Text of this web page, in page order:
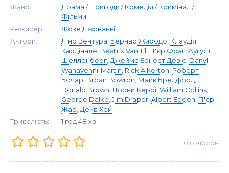
Жанр:
Драма /Пригоди /Комедія /Кримінал /
Фільми
Режисер:
Жозе Джованні
Актори:
Ліно Вентура Бернар Жиродо Клаудія
Кардінале Béatrix Van Til П'єр Фраг Аугуст
Шелленберг Джеймс Ернест Девіс Danyl
Wahayenni-Martin Rick Alkerton Роберт
Бочар Broan Bowron Майк Бредфорд
Donald Brown Лорни Керрі William Collins
George Dalke Jim Draper Albert Eggen П'єр
Жар Дейв Хей
Тривалість:
1 год 48 хв
0 голосов